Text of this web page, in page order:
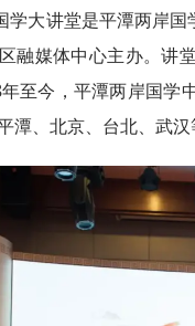
学大讲堂是平潭两岸
融媒体中心主办。讲
至今，平潭两岸国学
潭、北京、台北、武汉